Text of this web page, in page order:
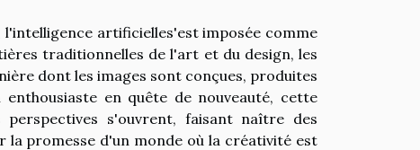
l'intelligence artificielles'est imposée comme
traditionnelles de l'art et du design, les
dont les images sont conçues, produites
en quête de nouveauté, cette
s'ouvrent, faisant naître des
la promesse d'un monde où la créativité est